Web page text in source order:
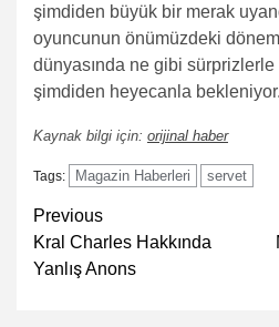
şimdiden büyük bir merak
oyuncunun önümüzdeki
dünyasında ne gibi sürprizlerle
şimdiden heyecanla bekleniyor.
Kaynak bilgi için: orijinal haber
Tags: Magazin Haberleri servet
Post
navigation
Previous
Kral Charles Hakkında
Yanlış Anons